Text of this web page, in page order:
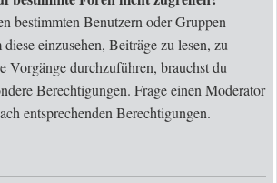
bestimmten Benutzern oder Gruppen
einzusehen, Beiträge zu lesen, zu
Vorgänge durchzuführen, brauchst du
Berechtigungen. Frage einen Moderator
entsprechenden Berechtigungen.